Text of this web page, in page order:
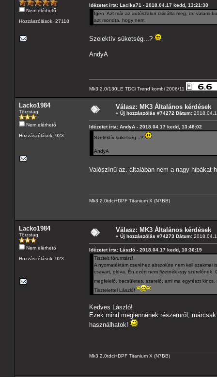
Nem elérhető
Hozzászólások: 27118
Idézetet írta: Lacika71 - 2018.04.17 kedd, 13:21:38
Igen. Azt már az autószalon csinálta meg, de valami
azt mondta, hogy nem.
Szelektív süketség...?
AndyA
Mk3 2.0/130LE TDCi Trend kombi 2006/11
Lacko1984
Törzstag
Nem elérhető
Hozzászólások: 923
Válasz: MK3 Általános kérdések
« Új hozzászólás #74272 Dátum:
Idézetet írta: AndyA - 2018.04.17 kedd, 13:48:02
Szelektív süketség...?
AndyA
Valószínű az. általában nem a nagy hibákat
Mk3 2.0tdci+DPF Titanium X (N7BB)
Lacko1984
Törzstag
Nem elérhető
Hozzászólások: 923
Válasz: MK3 Általános kérdések
« Új hozzászólás #74273 Dátum:
Idézetet írta: László - 2018.04.17 kedd, 10:36:19
Tisztelt fórumtárs!
A nyomatéktám cseréhez abszolúte nem kell
csavart, oldva. Én ezért nem fizetnék egy szerelőnek.
megfelelő, becsületes, szerelő, ami ma egyrészt
Tisztelettel László!
Kedves László!
Ezek mind meglennének részemről,
használhatok!
Mk3 2.0tdci+DPF Titanium X (N7BB)